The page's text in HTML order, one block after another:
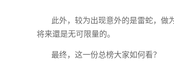
此外，较为出现意外的是雷蛇，做
将来還是无可限量的。
最终，这一份总榜大家如何看？